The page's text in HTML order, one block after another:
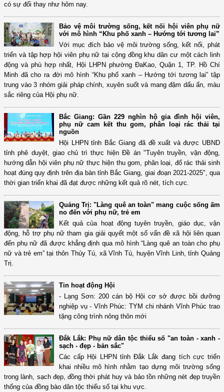
có sự đổi thay như hôm nay.
Bảo vệ môi trường sống, kết nối hội viên phụ nữ
với mô hình “Khu phố xanh – Hướng tới tương lai”
Với mục đích bảo vệ môi trường sống, kết nối, phát
triển và tập hợp hội viên phụ nữ tại cộng đồng khu dân cư một cách linh
động và phù hợp nhất, Hội LHPN phường ĐaKao, Quận 1, TP. Hồ Chí
Minh đã cho ra đời mô hình “Khu phố xanh – Hướng tới tương lai” tập
trung vào 3 nhóm giải pháp chính, xuyên suốt và mang đậm dấu ấn, màu
sắc riêng của Hội phụ nữ.
Bắc Giang: Gần 229 nghìn hộ gia đình hội viên,
phụ nữ cam kết thu gom, phân loại rác thải tại
nguồn
Hội LHPN tỉnh Bắc Giang đã đề xuất và được UBND
tỉnh phê duyệt, giao chủ trì thực hiện Đề án "Tuyên truyền, vận động,
hướng dẫn hội viên phụ nữ thực hiện thu gom, phân loại, đổ rác thải sinh
hoạt đúng quy định trên địa bàn tỉnh Bắc Giang, giai đoạn 2021-2025", qua
thời gian triển khai đã đạt được những kết quả rõ nét, tích cực.
Quảng Trị: "Làng quê an toàn" mang cuộc sống ấm
no đến với phụ nữ, trẻ em
Kết quả của hoạt động tuyên truyền, giáo dục, vận
động, hỗ trợ phụ nữ tham gia giải quyết một số vấn đề xã hội liên quan
đến phụ nữ đã được khẳng định qua mô hình “Làng quê an toàn cho phụ
nữ và trẻ em” tại thôn Thủy Tú, xã Vĩnh Tú, huyện Vĩnh Linh, tỉnh Quảng
Trị.
Tin hoạt động Hội
- Lạng Sơn: 200 cán bộ Hội cơ sở được bồi dưỡng
nghiệp vụ - Vĩnh Phúc: TYM chi nhánh Vĩnh Phúc trao
tặng công trình nông thôn mới
Đắk Lắk: Phụ nữ dân tộc thiểu số "an toàn - xanh -
sạch - đẹp - bản sắc"
Các cấp Hội LHPN tỉnh Đắk Lắk đang tích cực triển
khai nhiều mô hình nhằm tạo dựng môi trường sống
trong lành, sạch đẹp, đồng thời phát huy và bảo tồn những nét đẹp truyền
thống của đồng bào dân tộc thiểu số tại khu vực.